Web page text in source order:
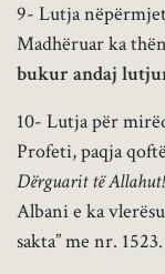
9- Lutja
Madhëruar ka
bukur andaj
10- Lutja për
Profeti, paqja
Dërguarit të Allahut!
Albani e ka
sakta” me nr. 1523.